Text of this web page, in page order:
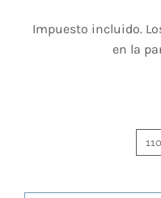
Impuesto incluido.
en la